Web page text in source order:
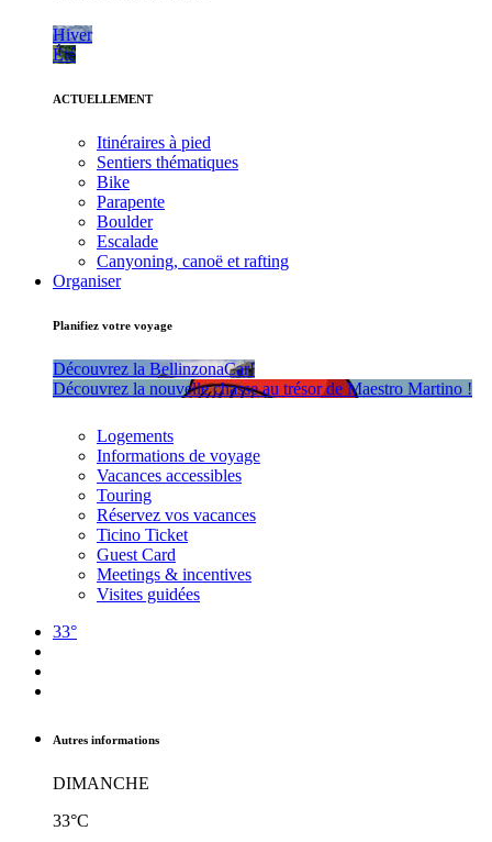
Hiver
Été
ACTUELLEMENT
Itinéraires à pied
Sentiers thématiques
Bike
Parapente
Boulder
Escalade
Canyoning, canoë et rafting
Organiser
Planifiez votre voyage
Découvrez la BellinzonaCar!
Découvrez la nouvelle chasse au trésor de Maestro Martino !
Logements
Informations de voyage
Vacances accessibles
Touring
Réservez vos vacances
Ticino Ticket
Guest Card
Meetings & incentives
Visites guidées
33°
Autres informations
DIMANCHE
33°C